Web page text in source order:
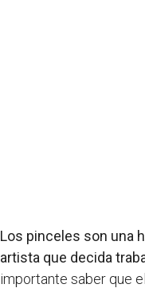
Los pinceles son una
artista que decida
importante saber que